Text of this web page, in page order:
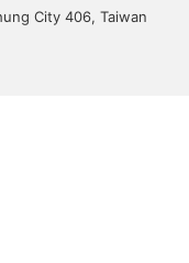
City 406, Taiwan